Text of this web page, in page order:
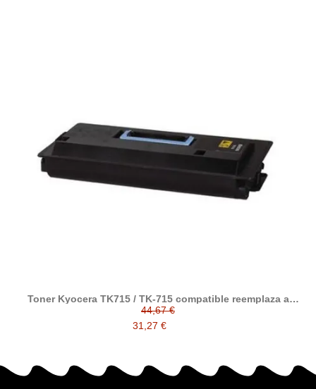
Toner Kyocera TK715 / TK-715 compatible reemplaza a
1T02GR0EU0
44,67 €
31,27 €